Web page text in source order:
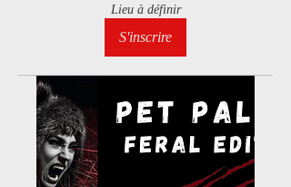
Lieu à définir
S'inscrire